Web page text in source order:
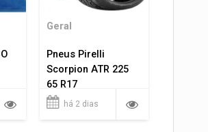
Geral
Pneus Pirelli
Scorpion ATR 225
65 R17
há 2 dias